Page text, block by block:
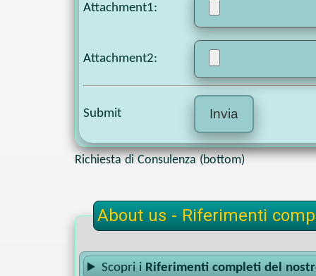
Attachment1:
Attachment2:
Submit
Richiesta di Consulenza (bottom)
About us - Riferimenti
Scopri i Riferimenti completi del